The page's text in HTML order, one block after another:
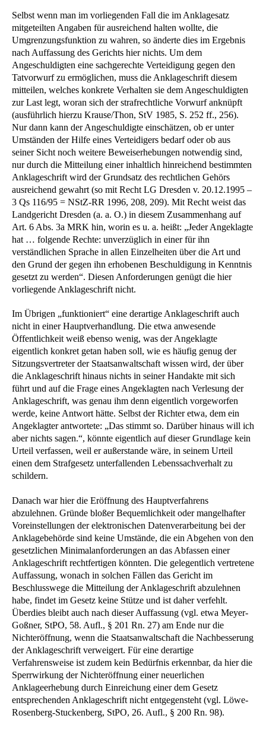
Selbst wenn man im vorliegenden Fall die im Anklagesatz
mitgeteilten Angaben für ausreichend halten wollte, die
Umgrenzungsfunktion zu wahren, so änderte dies im Ergebnis
nach Auffassung des Gerichts hier nichts. Um dem
Angeschuldigten eine sachgerechte Verteidigung gegen den
Tatvorwurf zu ermöglichen, muss die Anklageschrift diesem
mitteilen, welches konkrete Verhalten sie dem Angeschuldigten
zur Last legt, woran sich der strafrechtliche Vorwurf anknüpft
(ausführlich hierzu Krause/Thon, StV 1985, S. 252 ff., 256).
Nur dann kann der Angeschuldigte einschätzen, ob er unter
Umständen der Hilfe eines Verteidigers bedarf oder ob aus
seiner Sicht noch weitere Beweiserhebungen notwendig sind,
nur durch die Mitteilung einer inhaltlich hinreichend bestimmten
Anklageschrift wird der Grundsatz des rechtlichen Gehörs
ausreichend gewahrt (so mit Recht LG Dresden v. 20.12.1995 –
3 Qs 116/95 = NStZ-RR 1996, 208, 209). Mit Recht weist das
Landgericht Dresden (a. a. O.) in diesem Zusammenhang auf
Art. 6 Abs. 3a MRK hin, worin es u. a. heißt: „Jeder Angeklagte
hat … folgende Rechte: unverzüglich in einer für ihn
verständlichen Sprache in allen Einzelheiten über die Art und
den Grund der gegen ihn erhobenen Beschuldigung in Kenntnis
gesetzt zu werden“. Diesen Anforderungen genügt die hier
vorliegende Anklageschrift nicht.
Im Übrigen „funktioniert“ eine derartige Anklageschrift auch
nicht in einer Hauptverhandlung. Die etwa anwesende
Öffentlichkeit weiß ebenso wenig, was der Angeklagte
eigentlich konkret getan haben soll, wie es häufig genug der
Sitzungsvertreter der Staatsanwaltschaft wissen wird, der über
die Anklageschrift hinaus nichts in seiner Handakte mit sich
führt und auf die Frage eines Angeklagten nach Verlesung der
Anklageschrift, was genau ihm denn eigentlich vorgeworfen
werde, keine Antwort hätte. Selbst der Richter etwa, dem ein
Angeklagter antwortete: „Das stimmt so. Darüber hinaus will ich
aber nichts sagen.“, könnte eigentlich auf dieser Grundlage kein
Urteil verfassen, weil er außerstande wäre, in seinem Urteil
einen dem Strafgesetz unterfallenden Lebenssachverhalt zu
schildern.
Danach war hier die Eröffnung des Hauptverfahrens
abzulehnen. Gründe bloßer Bequemlichkeit oder mangelhafter
Voreinstellungen der elektronischen Datenverarbeitung bei der
Anklagebehörde sind keine Umstände, die ein Abgehen von den
gesetzlichen Minimalanforderungen an das Abfassen einer
Anklageschrift rechtfertigen könnten. Die gelegentlich vertretene
Auffassung, wonach in solchen Fällen das Gericht im
Beschlusswege die Mitteilung der Anklageschrift abzulehnen
habe, findet im Gesetz keine Stütze und ist daher verfehlt.
Überdies bleibt auch nach dieser Auffassung (vgl. etwa Meyer-
Goßner, StPO, 58. Aufl., § 201 Rn. 27) am Ende nur die
Nichteröffnung, wenn die Staatsanwaltschaft die Nachbesserung
der Anklageschrift verweigert. Für eine derartige
Verfahrensweise ist zudem kein Bedürfnis erkennbar, da hier die
Sperrwirkung der Nichteröffnung einer neuerlichen
Anklageerhebung durch Einreichung einer dem Gesetz
entsprechenden Anklageschrift nicht entgegensteht (vgl. Löwe-
Rosenberg-Stuckenberg, StPO, 26. Aufl., § 200 Rn. 98).